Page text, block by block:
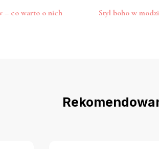
– co warto o nich
Styl boho w